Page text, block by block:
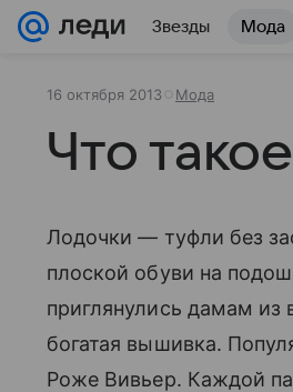
Звезды Мода
16 октября 2013 Мода
Что
Лодочки — туфли без
плоской обуви на
приглянулись дамам
богатая вышивка.
Роже Вивьер. Каждой